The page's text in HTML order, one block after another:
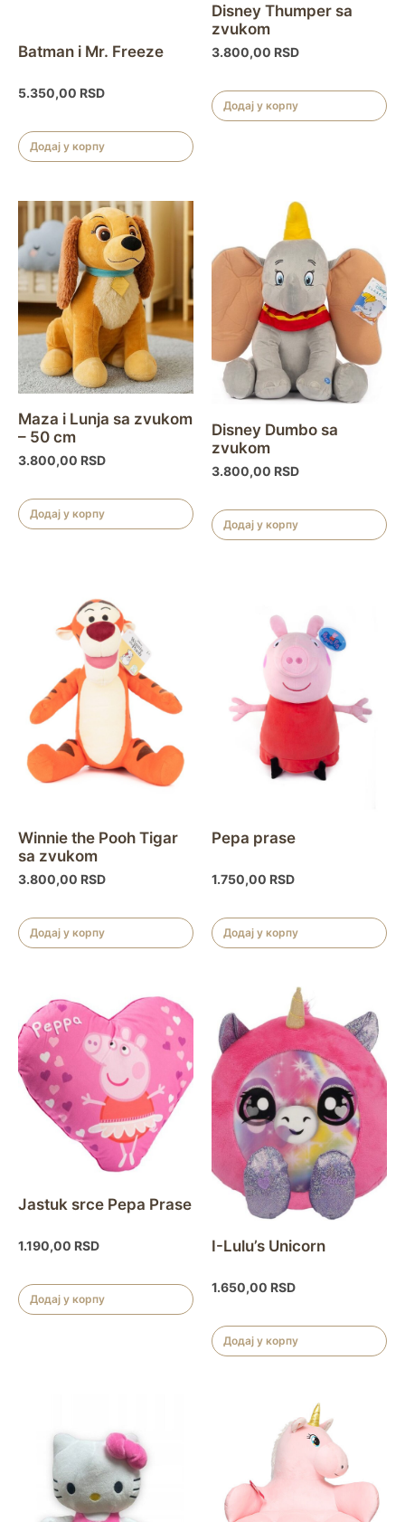
Batman i Mr. Freeze
5.350,00 RSD
Додај у корпу
Disney Thumper sa
zvukom
3.800,00 RSD
Додај у корпу
Maza i Lunja sa zvukom
– 50 cm
3.800,00 RSD
Додај у корпу
Disney Dumbo sa
zvukom
3.800,00 RSD
Додај у корпу
Winnie the Pooh Tigar
sa zvukom
3.800,00 RSD
Додај у корпу
Pepa prase
1.750,00 RSD
Додај у корпу
Jastuk srce Pepa Prase
1.190,00 RSD
Додај у корпу
I-Lulu’s Unicorn
1.650,00 RSD
Додај у корпу